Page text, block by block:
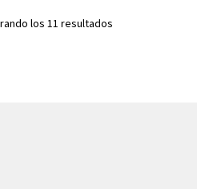
los 11 resultados